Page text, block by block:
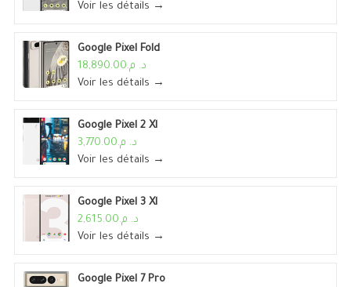
Voir les détails →
Google Pixel Fold
د. م.18,890.00
Voir les détails →
Google Pixel 2 Xl
د. م.3,770.00
Voir les détails →
Google Pixel 3 Xl
د. م.2,615.00
Voir les détails →
Google Pixel 7 Pro